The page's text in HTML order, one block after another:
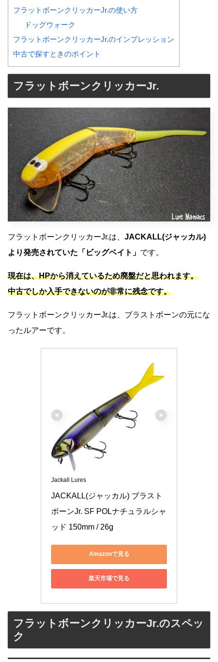
フラットボーンクリッカーJr.の使い方
ドッグウォーク
フラットボーンクリッカーJr.のインプレッション
中古で探すときのポイント
フラットボーンクリッカーJr.
フラットボーンクリッカーJr.は、 JACKALL(ジャッカル)
より発売されていた「ビッグベイト」 です。
現在は、HPから消えているため廃盤だと思われます。
中古でしか入手できないのが非常に残念です。
フラットボーンクリッカーJr.は、ブラストボーンの元にな
ったルアーです。
Jackall Lures
JACKALL(ジャッカル) ブラスト
ボーンJr. SF POLナチュラルシャ
ッド 150mm / 26g
Amazonで見る
楽天市場で見る
フラットボーンクリッカーJr.のスペッ
ク